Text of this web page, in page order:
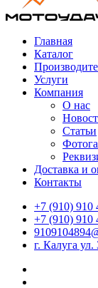
Главная
Каталог
Услуги
Компания
О нас
Статьи
Доставка и
Контакты
+7 (910) 910
+7 (910) 910
г. Калуга